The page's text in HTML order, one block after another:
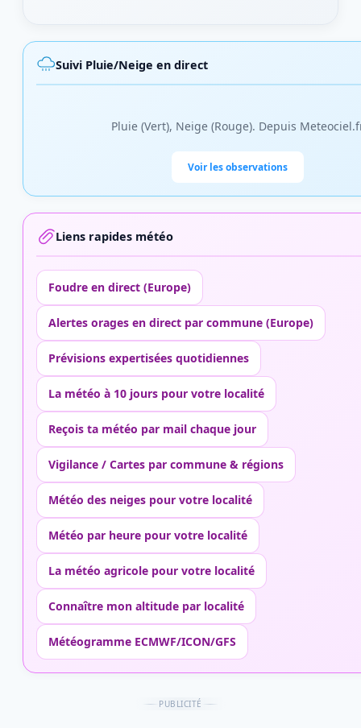
Suivi Pluie/Neige en direct
Pluie (Vert), Neige (Rouge). Depuis
Voir les observations
Liens rapides météo
Foudre en direct (Europe)
Alertes orages en direct par commune (Europe)
Prévisions expertisées quotidiennes
La météo à 10 jours pour votre localité
Reçois ta météo par mail chaque jour
Vigilance / Cartes par commune & régions
Météo des neiges pour votre localité
Météo par heure pour votre localité
La météo agricole pour votre localité
Connaître mon altitude par localité
Météogramme ECMWF/ICON/GFS
PUBLICITÉ